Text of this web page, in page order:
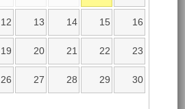
12 13 14 15 16
19 20 21 22 23
26 27 28 29 30